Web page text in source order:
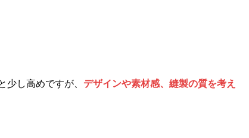
少し高めですが、 デザインや素材感、縫製の質を考え